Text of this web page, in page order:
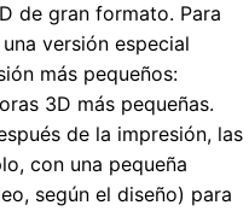
de gran formato. Para
versión especial
más pequeños:
3D más pequeñas.
de la impresión, las
con una pequeña
según el diseño) para